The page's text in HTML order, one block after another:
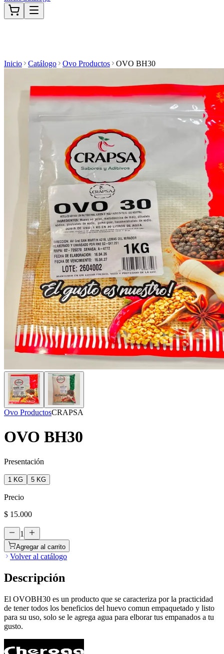
Inicio Catálogo Ovo Productos OVO BH30
Ovo ProductosCRAPSA
OVO BH30
Presentación
1 KG 5 KG
Precio
$ 15.000
1
Agregar al carrito
Volver al catálogo
Descripción
El OVOBH30 es un producto que se caracteriza por la practicidad
de tener todos los beneficios del huevo comun empaquetado y listo
para su uso, solo se le agrega agua para elborar tus empanados a tu
gusto.